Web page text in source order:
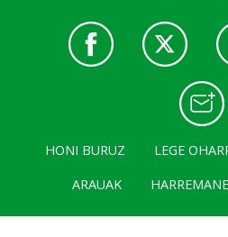
HONI BURUZ LEGE
ARAUAK